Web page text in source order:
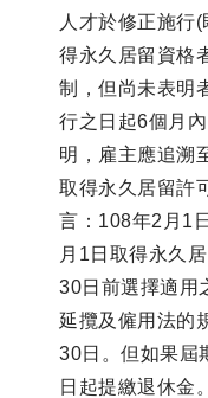
人才於修正施行
得永久居留資格
制，但尚未表明
行之日起6個月
明，雇主應追溯
取得永久居留許
言：108年2月1
月1日取得永久
30日前選擇適用
延攬及僱用法的
30日。但如果屆
日起提繳退休金